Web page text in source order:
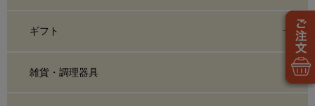
ギフト
雑貨・調理器具